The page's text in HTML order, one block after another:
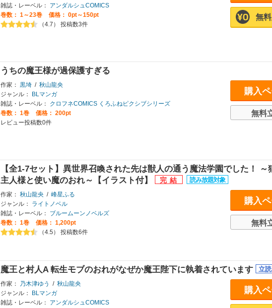
雑誌・レーベル：
アンダルシュCOMICS
巻数： 1～23巻
価格： 0pt～150pt
（4.7） 投稿数3件
無
うちの魔王様が過保護すぎる
作家： 黒埼 / 秋山龍央
ジャンル：
BLマンガ
雑誌・レーベル：
クロフネCOMICS くろふねピクシブシリーズ
巻数： 1巻
価格： 200pt
レビュー投稿数0件
購入
無料
【全1-7セット】異世界召喚された先は獣人の通う魔法学園でした！ ～
主人様と使い魔のおれ～【イラスト付】
作家： 秋山龍央 / 峰星ふる
ジャンル：
ライトノベル
雑誌・レーベル：
ブルームーンノベルズ
巻数： 1巻
価格： 1,200pt
（4.5） 投稿数6件
購入
無料
魔王と村人A 転生モブのおれがなぜか魔王陛下に執着されています
作家： 乃木津ゆう / 秋山龍央
ジャンル：
BLマンガ
雑誌・レーベル：
アンダルシュCOMICS
購入